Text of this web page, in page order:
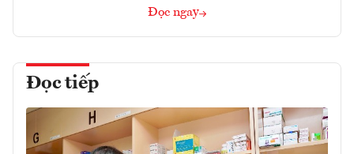
Đọc ngay
Đọc tiếp